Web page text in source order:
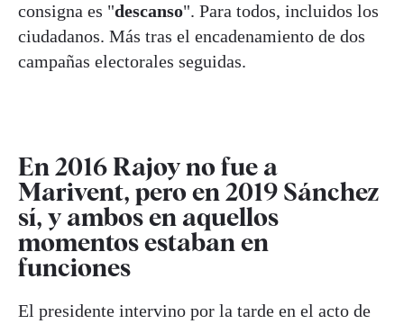
consigna es "descanso". Para todos, incluidos los
ciudadanos. Más tras el encadenamiento de dos
campañas electorales seguidas.
En 2016 Rajoy no fue a
Marivent, pero en 2019 Sánchez
sí, y ambos en aquellos
momentos estaban en
funciones
El presidente intervino por la tarde en el acto de